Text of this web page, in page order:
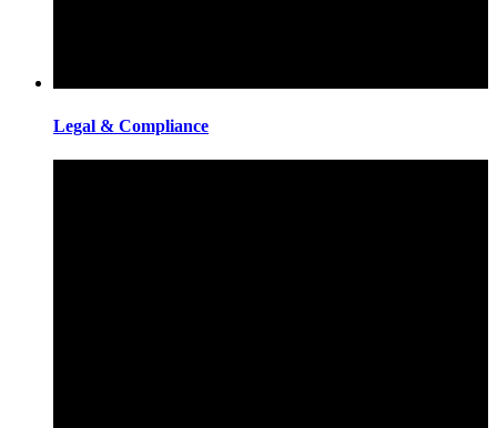
Legal & Compliance